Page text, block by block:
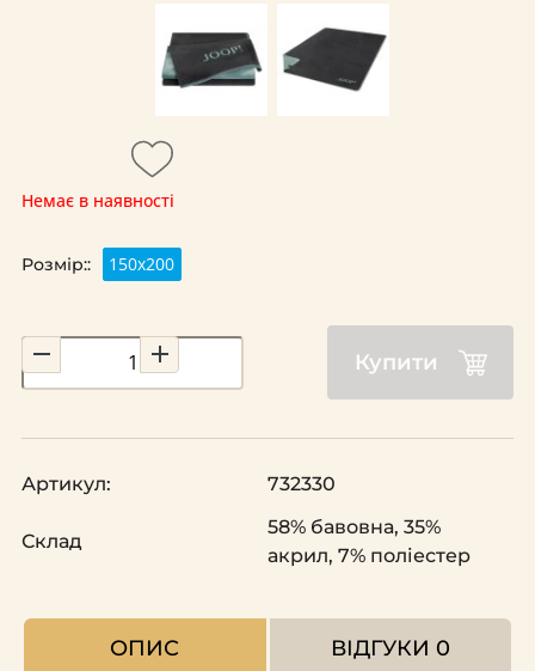
Немає в наявності
Розмір:: 150х200
Купити
Артикул: 732330
Склад
58% бавовна, 35%
акрил, 7% поліестер
ОПИС ВІДГУКИ 0